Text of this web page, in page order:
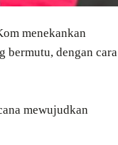
menekankan
bermutu, dengan cara
mewujudkan